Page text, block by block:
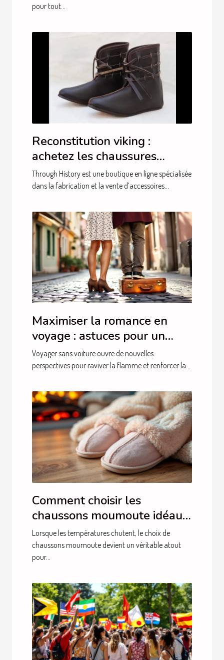
pour tout...
Reconstitution viking :
achetez les chaussures
auprès de Through History !
Through History est une boutique en ligne spécialisée
dans la fabrication et la vente d’accessoires...
Maximiser la romance en
voyage : astuces pour un
séjour intime sans auto
Voyager sans voiture ouvre de nouvelles
perspectives pour raviver la flamme et renforcer la...
Comment choisir les
chaussons moumoute idéaux
pour l'hiver ?
Lorsque les températures chutent, le choix de
chaussons moumoute devient un véritable atout
pour...